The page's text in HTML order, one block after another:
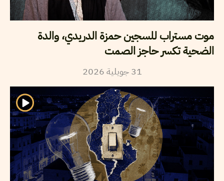
موت مستراب للسجين حمزة الدريدي، والدة
الضحية تكسر حاجز الصمت
31 جويلية2026